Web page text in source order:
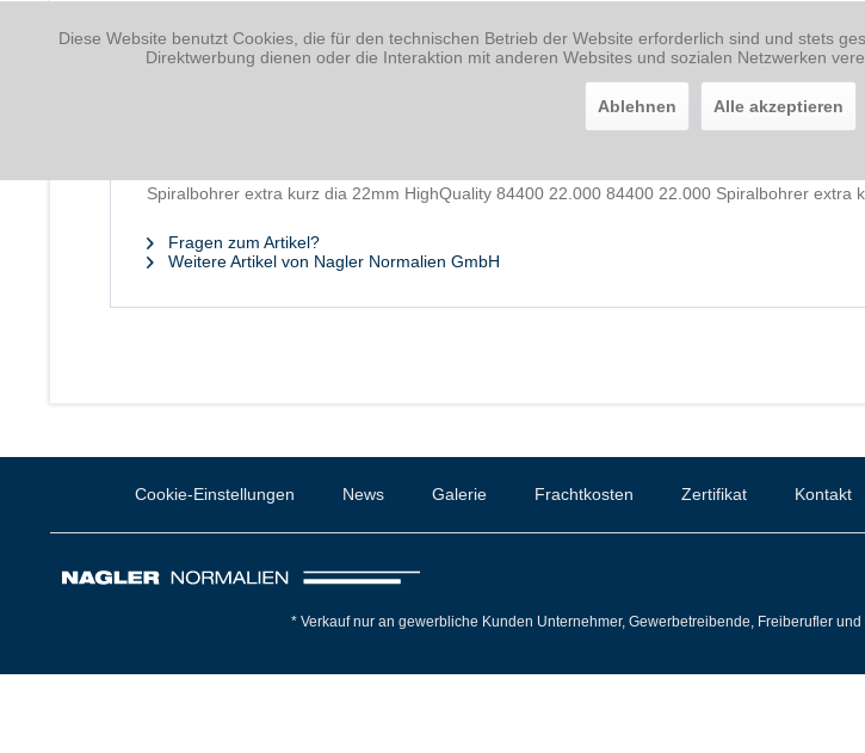
Spiralbohrer extra kurz dia 22mm HighQuality 84400 22.000 84400 22.000 Spiralbohrer extra
Fragen zum Artikel?
Weitere Artikel von Nagler Normalien GmbH
Kontakt
Zertifikat
Frachtkosten
Galerie
News
Cookie-Einstellungen
* Verkauf nur an gewerbliche Kunden Unternehmer, Gewerbetreibende, Freiberufler
Diese Website benutzt Cookies, die für den technischen Betrieb der Website erforderlich sind und stets
Direktwerbung dienen oder die Interaktion mit anderen Websites und sozialen Netzwerken
Ablehnen Alle akzeptieren